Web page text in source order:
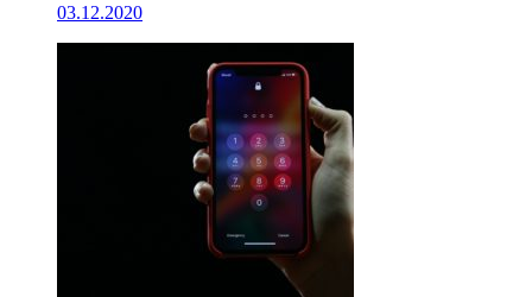
03.12.2020